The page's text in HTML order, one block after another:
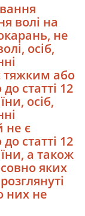
волі на
не
осіб,
тяжким або
статті 12
осіб,
не є
статті 12
а також
яких
них не